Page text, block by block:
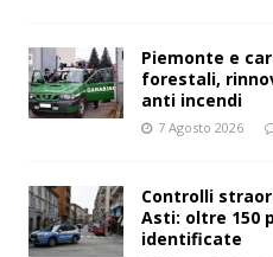
Piemonte e
forestali,
anti incendi
7 Agosto 2026
Controlli
Asti: oltre 150
identificate